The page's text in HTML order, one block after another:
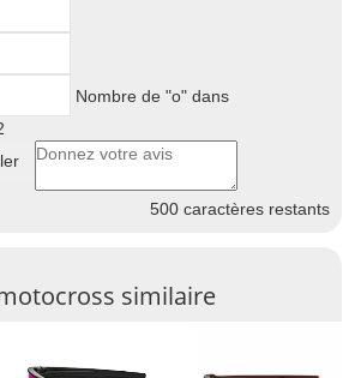
Nombre de "o" dans
500 caractères restants
similaire